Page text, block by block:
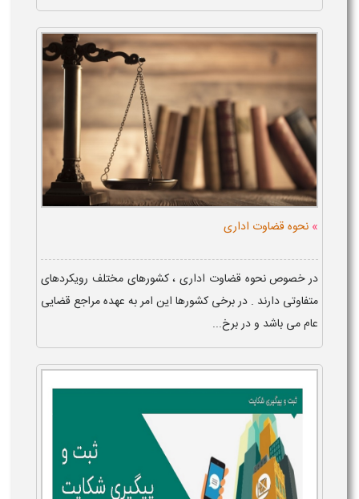
» نحوه قضاوت اداری
در خصوص نحوه قضاوت اداری ، کشورهای مختلف رویکردهای
متفاوتی دارند . در برخی کشورها این امر به عهده مراجع قضایی
عام می باشد و در برخ...